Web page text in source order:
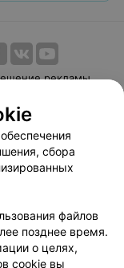
рекламы
оплаты
сбора
файлов
позднее время.
о целях,
cookie вы